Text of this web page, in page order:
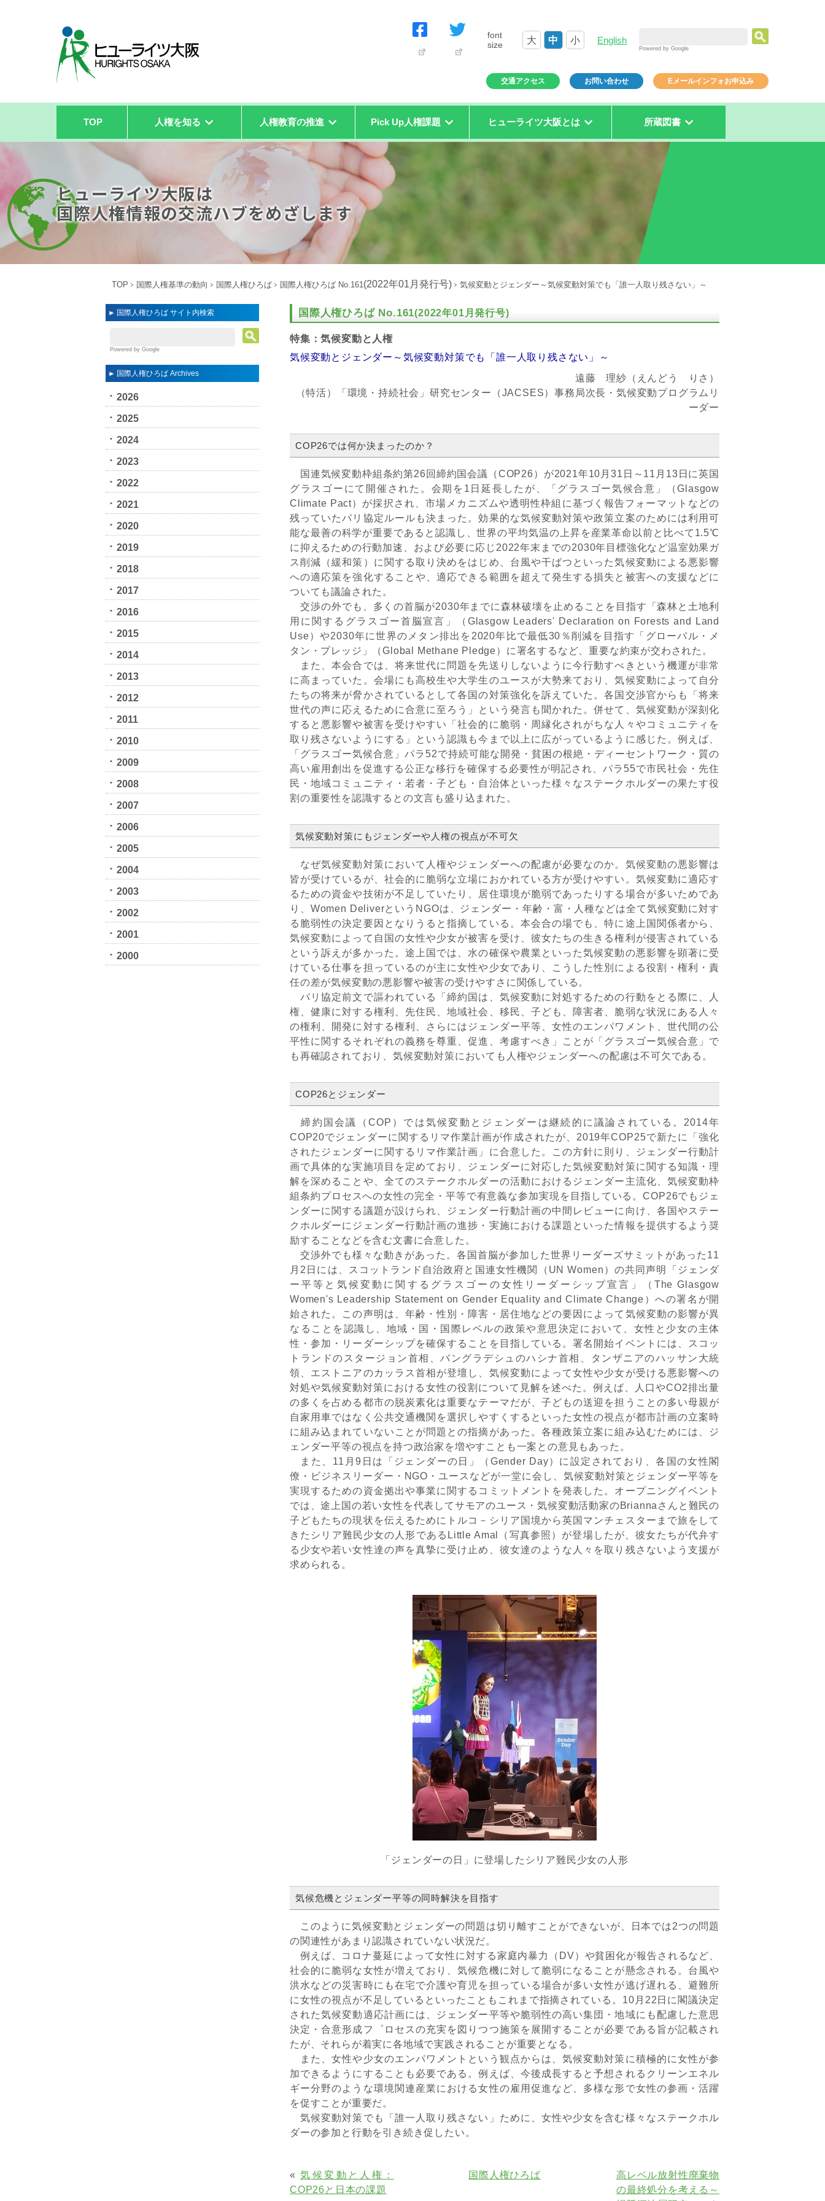
font
size
大 中 小 English
Powered by Google
交通アクセス お問い合わせ Eメールインフォお申込み
TOP 人権を知る 人権教育の推進 Pick Up人権課題 ヒューライツ大阪とは 所蔵図書
ヒューライツ大阪は
国際人権情報の交流ハブをめざします
TOP 国際人権基準の動向 国際人権ひろば 国際人権ひろば No.161(2022年01月発行号) 気候変動とジェンダー～気候変動対策でも「誰一人取り残さない」～
国際人権ひろば サイト内検索
Powered by Google
国際人権ひろば Archives
2026
2025
2024
2023
2022
2021
2020
2019
2018
2017
2016
2015
2014
2013
2012
2011
2010
2009
2008
2007
2006
2005
2004
2003
2002
2001
2000
国際人権ひろば No.161(2022年01月発行号)
特集：気候変動と人権
気候変動とジェンダー～気候変動対策でも「誰一人取り残さない」～
遠藤 理紗（えんどう りさ）
（特活）「環境・持続社会」研究センター（JACSES）事務局次長・気候変動プログラムリ
ーダー
COP26では何か決まったのか？
国連気候変動枠組条約第26回締約国会議（COP26）が2021年10月31日～11月13日に英国
グラスゴーにて開催された。会期を1日延長したが、「グラスゴー気候合意」（Glasgow
Climate Pact）が採択され、市場メカニズムや透明性枠組に基づく報告フォーマットなどの
残っていたパリ協定ルールも決まった。効果的な気候変動対策や政策立案のためには利用可
能な最善の科学が重要であると認識し、世界の平均気温の上昇を産業革命以前と比べて1.5℃
に抑えるための行動加速、および必要に応じ2022年末までの2030年目標強化など温室効果ガ
ス削減（緩和策）に関する取り決めをはじめ、台風や干ばつといった気候変動による悪影響
への適応策を強化することや、適応できる範囲を超えて発生する損失と被害への支援などに
ついても議論された。
交渉の外でも、多くの首脳が2030年までに森林破壊を止めることを目指す「森林と土地利
用に関するグラスゴー首脳宣言」（Glasgow Leaders' Declaration on Forests and Land
Use）や2030年に世界のメタン排出を2020年比で最低30％削減を目指す「グローバル・メ
タン・プレッジ」（Global Methane Pledge）に署名するなど、重要な約束が交わされた。
また、本会合では、将来世代に問題を先送りしないように今行動すべきという機運が非常
に高まっていた。会場にも高校生や大学生のユースが大勢来ており、気候変動によって自分
たちの将来が脅かされているとして各国の対策強化を訴えていた。各国交渉官からも「将来
世代の声に応えるために合意に至ろう」という発言も聞かれた。併せて、気候変動が深刻化
すると悪影響や被害を受けやすい「社会的に脆弱・周縁化されがちな人々やコミュニティを
取り残さないようにする」という認識も今まで以上に広がっているように感じた。例えば、
「グラスゴー気候合意」パラ52で持続可能な開発・貧困の根絶・ディーセントワーク・質の
高い雇用創出を促進する公正な移行を確保する必要性が明記され、パラ55で市民社会・先住
民・地域コミュニティ・若者・子ども・自治体といった様々なステークホルダーの果たす役
割の重要性を認識するとの文言も盛り込まれた。
気候変動対策にもジェンダーや人権の視点が不可欠
なぜ気候変動対策において人権やジェンダーへの配慮が必要なのか。気候変動の悪影響は
皆が受けているが、社会的に脆弱な立場におかれている方が受けやすい。気候変動に適応す
るための資金や技術が不足していたり、居住環境が脆弱であったりする場合が多いためであ
り、Women DeliverというNGOは、ジェンダー・年齢・富・人種などは全て気候変動に対す
る脆弱性の決定要因となりうると指摘している。本会合の場でも、特に途上国関係者から、
気候変動によって自国の女性や少女が被害を受け、彼女たちの生きる権利が侵害されている
という訴えが多かった。途上国では、水の確保や農業といった気候変動の悪影響を顕著に受
けている仕事を担っているのが主に女性や少女であり、こうした性別による役割・権利・責
任の差が気候変動の悪影響や被害の受けやすさに関係している。
パリ協定前文で謳われている「締約国は、気候変動に対処するための行動をとる際に、人
権、健康に対する権利、先住民、地域社会、移民、子ども、障害者、脆弱な状況にある人々
の権利、開発に対する権利、さらにはジェンダー平等、女性のエンパワメント、世代間の公
平性に関するそれぞれの義務を尊重、促進、考慮すべき」ことが「グラスゴー気候合意」で
も再確認されており、気候変動対策においても人権やジェンダーへの配慮は不可欠である。
COP26とジェンダー
締約国会議（COP）では気候変動とジェンダーは継続的に議論されている。2014年
COP20でジェンダーに関するリマ作業計画が作成されたが、2019年COP25で新たに「強化
されたジェンダーに関するリマ作業計画」に合意した。この方針に則り、ジェンダー行動計
画で具体的な実施項目を定めており、ジェンダーに対応した気候変動対策に関する知識・理
解を深めることや、全てのステークホルダーの活動におけるジェンダー主流化、気候変動枠
組条約プロセスへの女性の完全・平等で有意義な参加実現を目指している。COP26でもジェ
ンダーに関する議題が設けられ、ジェンダー行動計画の中間レビューに向け、各国やステー
クホルダーにジェンダー行動計画の進捗・実施における課題といった情報を提供するよう奨
励することなどを含む文書に合意した。
交渉外でも様々な動きがあった。各国首脳が参加した世界リーダーズサミットがあった11
月2日には、スコットランド自治政府と国連女性機関（UN Women）の共同声明「ジェンダ
ー平等と気候変動に関するグラスゴーの女性リーダーシップ宣言」（The Glasgow
Women's Leadership Statement on Gender Equality and Climate Change）への署名が開
始された。この声明は、年齢・性別・障害・居住地などの要因によって気候変動の影響が異
なることを認識し、地域・国・国際レベルの政策や意思決定において、女性と少女の主体
性・参加・リーダーシップを確保することを目指している。署名開始イベントには、スコッ
トランドのスタージョン首相、バングラデシュのハシナ首相、タンザニアのハッサン大統
領、エストニアのカッラス首相が登壇し、気候変動によって女性や少女が受ける悪影響への
対処や気候変動対策における女性の役割について見解を述べた。例えば、人口やCO2排出量
の多くを占める都市の脱炭素化は重要なテーマだが、子どもの送迎を担うことの多い母親が
自家用車ではなく公共交通機関を選択しやすくするといった女性の視点が都市計画の立案時
に組み込まれていないことが問題との指摘があった。各種政策立案に組み込むためには、ジ
ェンダー平等の視点を持つ政治家を増やすことも一案との意見もあった。
また、11月9日は「ジェンダーの日」（Gender Day）に設定されており、各国の女性閣
僚・ビジネスリーダー・NGO・ユースなどが一堂に会し、気候変動対策とジェンダー平等を
実現するための資金拠出や事業に関するコミットメントを発表した。オープニングイベント
では、途上国の若い女性を代表してサモアのユース・気候変動活動家のBriannaさんと難民の
子どもたちの現状を伝えるためにトルコ－シリア国境から英国マンチェスターまで旅をして
きたシリア難民少女の人形であるLittle Amal（写真参照）が登場したが、彼女たちが代弁す
る少女や若い女性達の声を真摯に受け止め、彼女達のような人々を取り残さないよう支援が
求められる。
「ジェンダーの日」に登場したシリア難民少女の人形
気候危機とジェンダー平等の同時解決を目指す
このように気候変動とジェンダーの問題は切り離すことができないが、日本では2つの問題
の関連性があまり認識されていない状況だ。
例えば、コロナ蔓延によって女性に対する家庭内暴力（DV）や貧困化が報告されるなど、
社会的に脆弱な女性が増えており、気候危機に対して脆弱になることが懸念される。台風や
洪水などの災害時にも在宅で介護や育児を担っている場合が多い女性が逃げ遅れる、避難所
に女性の視点が不足しているといったこともこれまで指摘されている。10月22日に閣議決定
された気候変動適応計画には、ジェンダー平等や脆弱性の高い集団・地域にも配慮した意思
決定・合意形成フ゜ロセスの充実を図りつつ施策を展開することが必要である旨が記載され
たが、それらが着実に各地域で実践されることが重要となる。
また、女性や少女のエンパワメントという観点からは、気候変動対策に積極的に女性が参
加できるようにすることも必要である。例えば、今後成長すると予想されるクリーンエネル
ギー分野のような環境関連産業における女性の雇用促進など、多様な形で女性の参画・活躍
を促すことが重要だ。
気候変動対策でも「誰一人取り残さない」ために、女性や少女を含む様々なステークホル
ダーの参加と行動を引き続き促したい。
«気候変動と人権：
COP26と日本の課題
高レベル放射性廃棄物
の最終処分を考える～
国際人権ひろば